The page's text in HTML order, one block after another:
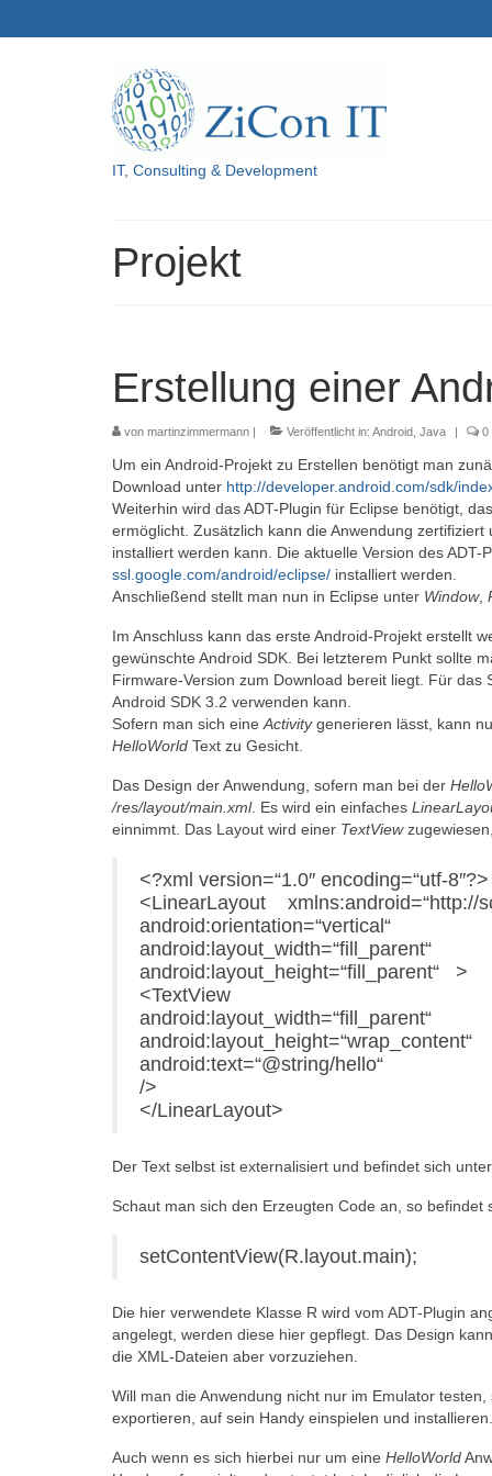
IT, Consulting & Development
Projekt
Erstellung einer
von martinzimmermann | Veröffentlicht in: Android Java | 0
Um ein Android-Projekt zu Erstellen benötigt man
Download unter http://developer.android.com/sdk/
Weiterhin wird das ADT-Plugin für Eclipse benötigt,
ermöglicht. Zusätzlich kann die Anwendung
installiert werden kann. Die aktuelle Version des
ssl.google.com/android/eclipse/ installiert werden.
Anschließend stellt man nun in Eclipse unter Window,
Im Anschluss kann das erste Android-Projekt erstellt
gewünschte Android SDK. Bei letzterem Punkt sollte
Firmware-Version zum Download bereit liegt. Für
Android SDK 3.2 verwenden kann.
Sofern man sich eine Activitygenerieren lässt, kann
HelloWorld Text zu Gesicht.
Das Design der Anwendung, sofern man bei der
/res/layout/main.xml. Es wird ein einfaches
einnimmt. Das Layout wird einer TextView
<?xml version=“1.0″ encoding=“utf-8″?>
<LinearLayout xmlns:android=“http://
android:orientation=“vertical“
android:layout_width=“fill_parent“
android:layout_height=“fill_parent“ >
<TextView
android:layout_width=“fill_parent“
android:layout_height=“wrap_content“
android:text=“@string/hello“
/>
</LinearLayout>
Der Text selbst ist externalisiert und befindet sich
Schaut man sich den Erzeugten Code an, so befindet
setContentView(R.layout.main);
Die hier verwendete Klasse R wird vom ADT-Plugin
angelegt, werden diese hier gepflegt. Das Design
die XML-Dateien aber vorzuziehen.
Will man die Anwendung nicht nur im Emulator
exportieren, auf sein Handy einspielen und installieren.
Auch wenn es sich hierbei nur um eine HelloWorld